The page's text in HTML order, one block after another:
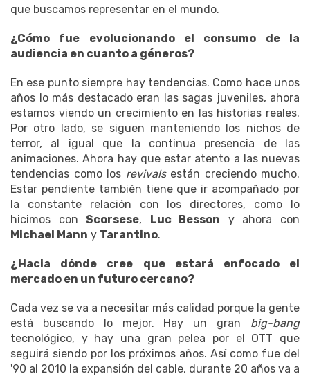
que buscamos representar en el mundo.
¿Cómo fue evolucionando el consumo de la
audiencia en cuanto a géneros?
En ese punto siempre hay tendencias. Como hace unos
años lo más destacado eran las sagas juveniles, ahora
estamos viendo un crecimiento en las historias reales.
Por otro lado, se siguen manteniendo los nichos de
terror, al igual que la continua presencia de las
animaciones. Ahora hay que estar atento a las nuevas
tendencias como los revivalsestán creciendo mucho.
Estar pendiente también tiene que ir acompañado por
la constante relación con los directores, como lo
hicimos conScorsese, Luc Besson y ahora con
Michael Mann y Tarantino.
¿Hacia dónde cree que estará enfocado el
mercado en un futuro cercano?
Cada vez se va a necesitar más calidad porque la gente
está buscando lo mejor. Hay un gran big-bang
tecnológico, y hay una gran pelea por el OTT que
seguirá siendo por los próximos años. Así como fue del
'90 al 2010 la expansión del cable, durante 20 años va a